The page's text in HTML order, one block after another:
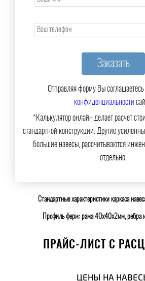
Отправляя форму Вы соглашаетесь
конфиденциальности
*Калькулятор онлайн делает расчет
стандартной конструкции. Другие
большие навесы, рассчитываются
отдельно.
Стандартные характеристики каркаса
Профиль ферм: рама 40х40х2мм, ребра
ПРАЙС-ЛИСТ С
ЦЕНЫ НА